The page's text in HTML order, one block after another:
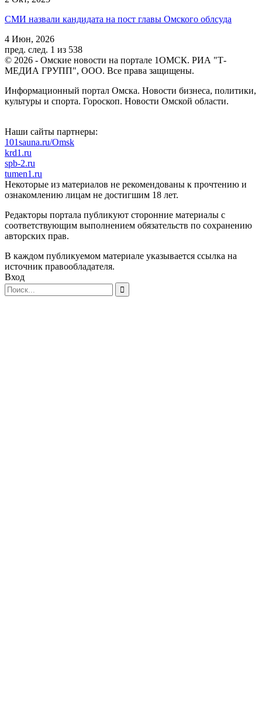
СМИ назвали кандидата на пост главы Омского облсуда
4 Июн, 2026
пред. след. 1 из 538
© 2026 - Омские новости на портале 1ОМСК. РИА "Т-
МЕДИА ГРУПП", ООО. Все права защищены.
Информационный портал Омска. Новости бизнеса, политики,
культуры и спорта. Гороскоп. Новости Омской области.
Наши сайты партнеры:
101sauna.ru/Omsk
krd1.ru
spb-2.ru
tumen1.ru
Некоторые из материалов не рекомендованы к прочтению и
ознакомлению лицам не достигшим 18 лет.
Редакторы портала публикуют сторонние материалы с
соответствующим выполнением обязательств по сохранению
авторских прав.
В каждом публикуемом материале указывается ссылка на
источник правообладателя.
Вход